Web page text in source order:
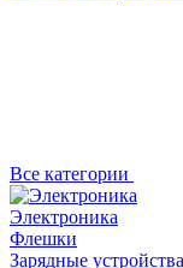
Все категории
Электроника
Флешки
Зарядные устройства